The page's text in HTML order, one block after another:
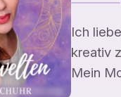
Ich
kreativ
Mein